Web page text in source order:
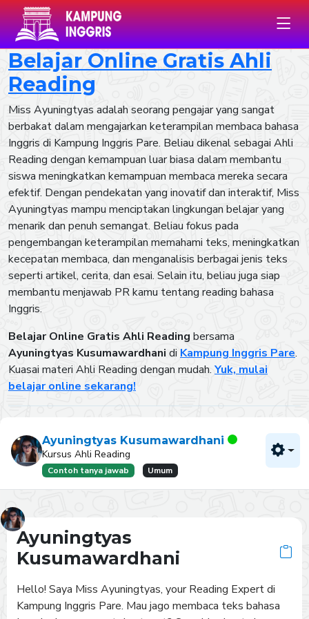
Belajar Online Gratis Ahli
Reading
Miss Ayuningtyas adalah seorang pengajar yang sangat
berbakat dalam mengajarkan keterampilan membaca bahasa
Inggris di Kampung Inggris Pare. Beliau dikenal sebagai Ahli
Reading dengan kemampuan luar biasa dalam membantu
siswa meningkatkan kemampuan membaca mereka secara
efektif. Dengan pendekatan yang inovatif dan interaktif, Miss
Ayuningtyas mampu menciptakan lingkungan belajar yang
menarik dan penuh semangat. Beliau fokus pada
pengembangan keterampilan memahami teks, meningkatkan
kecepatan membaca, dan menganalisis berbagai jenis teks
seperti artikel, cerita, dan esai. Selain itu, beliau juga siap
membantu menjawab PR kamu tentang reading bahasa
Inggris.
Belajar Online Gratis Ahli Reading bersama
Ayuningtyas Kusumawardhani di Kampung Inggris Pare.
Kuasai materi Ahli Reading dengan mudah. Yuk, mulai
belajar online sekarang!
Ayuningtyas Kusumawardhani
Kursus Ahli Reading
Contoh tanya jawab Umum
Ayuningtyas
Kusumawardhani
Hello! Saya Miss Ayuningtyas, your Reading Expert di
Kampung Inggris Pare. Mau jago membaca teks bahasa